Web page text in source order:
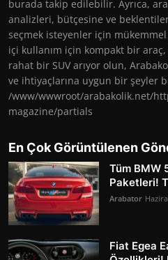
burada takip edilebilir. Ayrıca,
analizleri, bütçesine ve
seçmek isteyenler için
içi kullanım için kompakt bir
rahat bir SUV arıyor olun,
ve ihtiyaçlarına uygun bir şeyler
/www/wwwroot/arabakolik.net/
magazine/partials
En Çok Görüntülenen
Tüm BMW
Paketleri!
Arabator
Fiat Egea